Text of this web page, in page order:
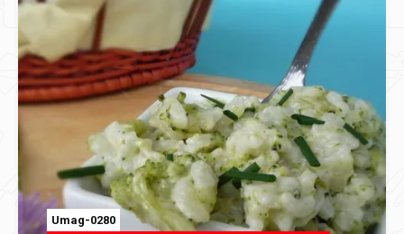
Umag-0280